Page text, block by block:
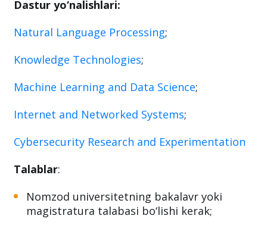
Dastur yo‘nalishlari:
Natural Language Processing;
Knowledge Technologies;
Machine Learning and Data Science;
Internet and Networked Systems;
Cybersecurity Research and Experimentation
Talablar:
Nomzod universitetning bakalavr yoki
magistratura talabasi bo‘lishi kerak;